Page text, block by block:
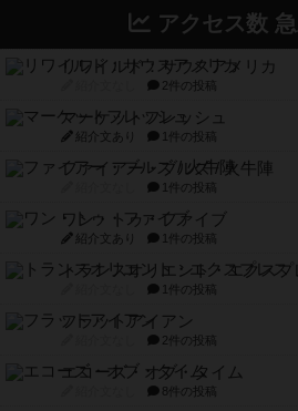
アクセス数
リワイルド：サウスアメリカ
2件の投稿
マーケットフレッシュ
紹介文あり 1件の投稿
ファイアー・ブルズ / 火牛陣
1件の投稿
ワン・トゥ・ファイブ
紹介文あり 1件の投稿
トランスオリエント・エクスプ
1件の投稿
フラットアイアン
2件の投稿
エコーズ・オブ・タイム
8件の投稿